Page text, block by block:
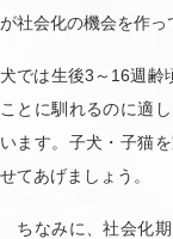
が社会化の機会を作っ
犬では生後3～16週齢
ことに馴れるのに適
います。子犬・子猫
せてあげましょう。
ちなみに、社会化期